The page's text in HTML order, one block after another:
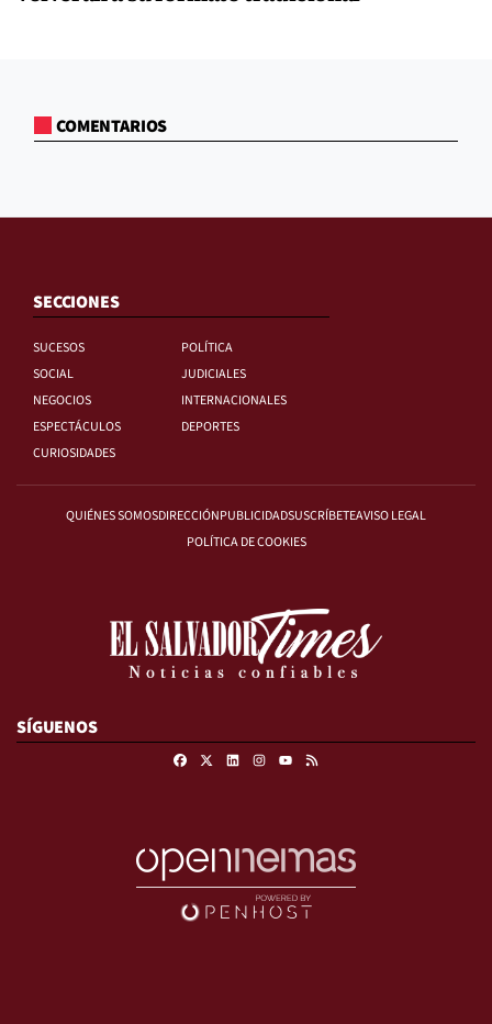
COMENTARIOS
SECCIONES
SUCESOS
POLÍTICA
SOCIAL
JUDICIALES
NEGOCIOS
INTERNACIONALES
ESPECTÁCULOS
DEPORTES
CURIOSIDADES
QUIÉNES SOMOSDIRECCIÓNPUBLICIDADSUSCRÍBETEAVISO LEGAL
POLÍTICA DE COOKIES
SÍGUENOS
FacebookLinkedinInstagram